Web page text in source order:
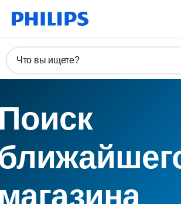
Что вы ищете?